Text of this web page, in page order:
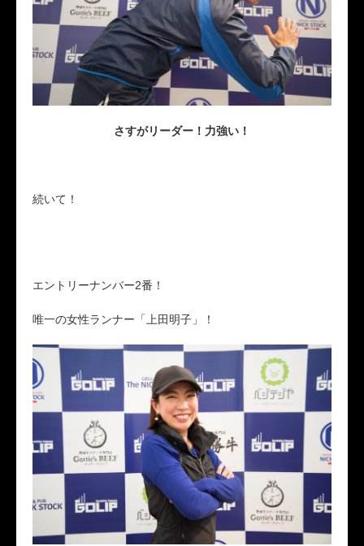
さすがリーダー！力強い！
続いて！
エントリーナンバー2番！
唯一の女性ランナー「上田明子」！